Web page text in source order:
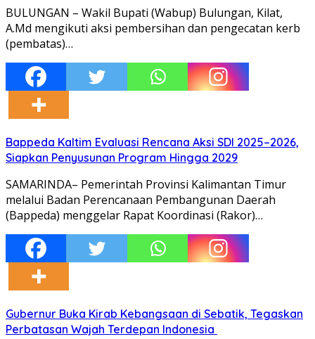
BULUNGAN – Wakil Bupati (Wabup) Bulungan, Kilat,
A.Md mengikuti aksi pembersihan dan pengecatan kerb
(pembatas)…
Bappeda Kaltim Evaluasi Rencana Aksi SDI 2025–2026,
Siapkan Penyusunan Program Hingga 2029
SAMARINDA– Pemerintah Provinsi Kalimantan Timur
melalui Badan Perencanaan Pembangunan Daerah
(Bappeda) menggelar Rapat Koordinasi (Rakor)…
Gubernur Buka Kirab Kebangsaan di Sebatik, Tegaskan
Perbatasan Wajah Terdepan Indonesia